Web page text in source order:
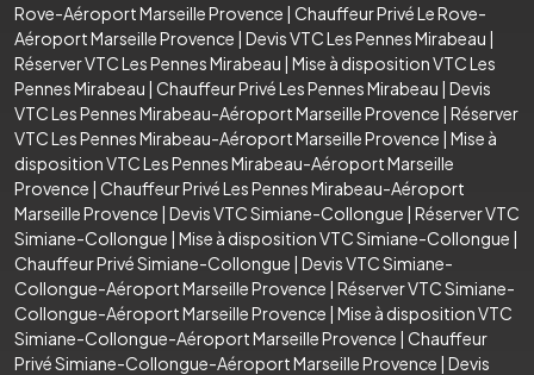
Rove-Aéroport Marseille Provence | Chauffeur Privé Le Rove-
Aéroport Marseille Provence | Devis VTC Les Pennes Mirabeau |
Réserver VTC Les Pennes Mirabeau | Mise à disposition VTC Les
Pennes Mirabeau | Chauffeur Privé Les Pennes Mirabeau | Devis
VTC Les Pennes Mirabeau-Aéroport Marseille Provence | Réserver
VTC Les Pennes Mirabeau-Aéroport Marseille Provence | Mise à
disposition VTC Les Pennes Mirabeau-Aéroport Marseille
Provence | Chauffeur Privé Les Pennes Mirabeau-Aéroport
Marseille Provence | Devis VTC Simiane-Collongue | Réserver VTC
Simiane-Collongue | Mise à disposition VTC Simiane-Collongue |
Chauffeur Privé Simiane-Collongue | Devis VTC Simiane-
Collongue-Aéroport Marseille Provence | Réserver VTC Simiane-
Collongue-Aéroport Marseille Provence | Mise à disposition VTC
Simiane-Collongue-Aéroport Marseille Provence | Chauffeur
Privé Simiane-Collongue-Aéroport Marseille Provence | Devis